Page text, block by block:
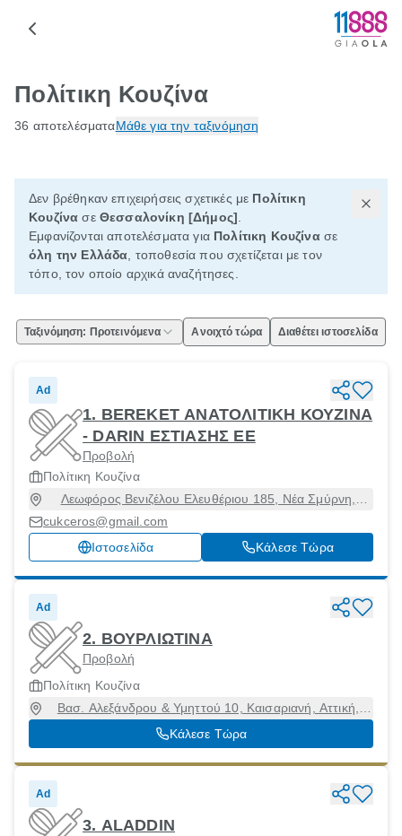
Πολίτικη Κουζίνα
36 αποτελέσματαΜάθε για την ταξινόμηση
Δεν βρέθηκαν επιχειρήσεις σχετικές με Πολίτικη
Κουζίνα σε Θεσσαλονίκη [Δήμος]
Εμφανίζονται αποτελέσματα για Πολίτικη Κουζίνασε
όλη την Ελλάδα , τοποθεσία που σχετίζεται με τον
τόπο, τον οποίο αρχικά αναζήτησες.
Ταξινόμηση: Προτεινόμενα Ανοιχτό τώρα Διαθέτει ιστοσελίδα
Ad
1. BEREKET ΑΝΑΤΟΛΙΤΙΚΗ ΚΟΥΖΙΝΑ
- DARIN ΕΣΤΙΑΣΗΣ ΕΕ
Προβολή
Πολίτικη Κουζίνα
Λεωφόρος Βενιζέλου Ελευθέριου 185, Νέα Σμύρνη,
cukceros@gmail.com
Ιστοσελίδα
Κάλεσε Τώρα
Ad
2. ΒΟΥΡΛΙΩΤΙΝΑ
Προβολή
Πολίτικη Κουζίνα
Βασ. Αλεξάνδρου & Υμηττού 10, Καισαριανή, Αττική,
16121
Κάλεσε Τώρα
Ad
3. ALADDIN